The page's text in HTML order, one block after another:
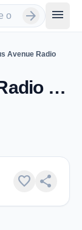
arrow_forward menu
Avenue Radio
Rukus Avenue Radio - Los Angeles, CA
favorite share